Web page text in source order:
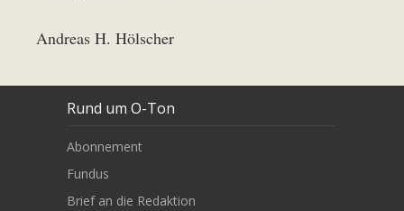
Andreas H. Hölscher
Rund um O-Ton
Abonnement
Fundus
Brief an die Redaktion